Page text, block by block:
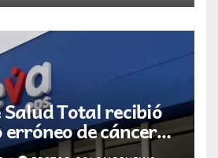
Salud Total recibió
de cáncer
de otra persona